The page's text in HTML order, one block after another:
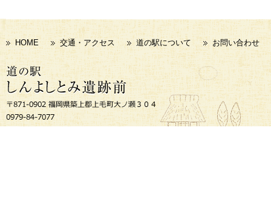
HOME 交通・アクセス 道の駅について お問い合わせ